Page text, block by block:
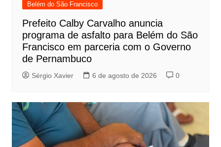
Belém do São Francisco
Prefeito Calby Carvalho anuncia
programa de asfalto para Belém do São
Francisco em parceria com o Governo
de Pernambuco
Sérgio Xavier 6 de agosto de 2026 0